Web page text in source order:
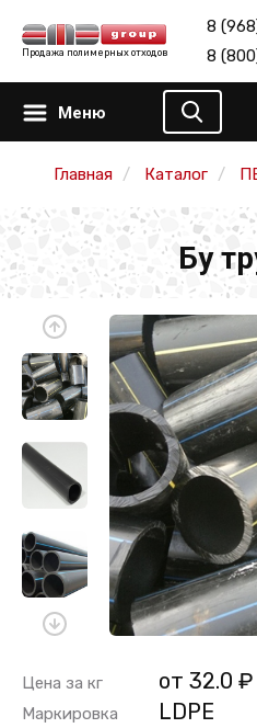
Продажа полимерных отходов
8
8
Меню
Главная Каталог
Бу
Цена за кг от 32.0 ₽
Маркировка LDPE